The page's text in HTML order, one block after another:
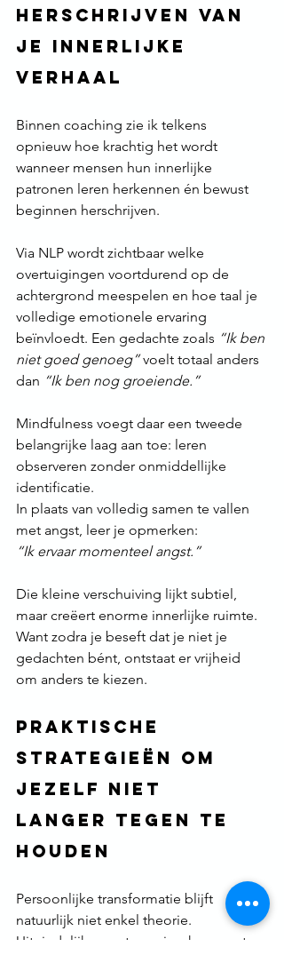
herschrijven van
je innerlijke
verhaal
Binnen coaching zie ik telkens
opnieuw hoe krachtig het wordt
wanneer mensen hun innerlijke
patronen leren herkennen én bewust
beginnen herschrijven.
Via NLP wordt zichtbaar welke
overtuigingen voortdurend op de
achtergrond meespelen en hoe taal je
volledige emotionele ervaring
beïnvloedt. Een gedachte zoals “Ik ben
niet goed genoeg” voelt totaal anders
dan “Ik ben nog groeiende.”
Mindfulness voegt daar een tweede
belangrijke laag aan toe: leren
observeren zonder onmiddellijke
identificatie.
In plaats van volledig samen te vallen
met angst, leer je opmerken:
“Ik ervaar momenteel angst.”
Die kleine verschuiving lijkt subtiel,
maar creëert enorme innerlijke ruimte.
Want zodra je beseft dat je niet je
gedachten bént, ontstaat er vrijheid
om anders te kiezen.
Praktische
strategieën om
jezelf niet
langer tegen te
houden
Persoonlijke transformatie blijft
natuurlijk niet enkel theorie.
Uiteindelijk vraagt groei ook concrete